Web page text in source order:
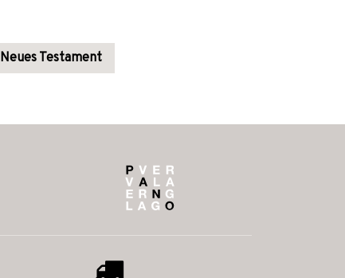
Neues Testament